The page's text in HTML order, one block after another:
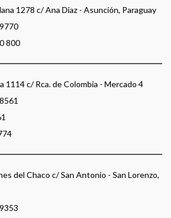
1278 c/ Ana Diaz - Asunción, Paraguay
800
1114 c/ Rca. de Colombia - Mercado 4
del Chaco c/ San Antonio - San Lorenzo,